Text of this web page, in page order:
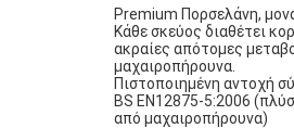
Premium Πορσελάνη,
Κάθε σκεύος διαθέτει
ακραίες απότομες
μαχαιροπήρουνα.
Πιστοποιημένη αντοχή
BS EN12875-5:2006
από μαχαιροπήρουνα)